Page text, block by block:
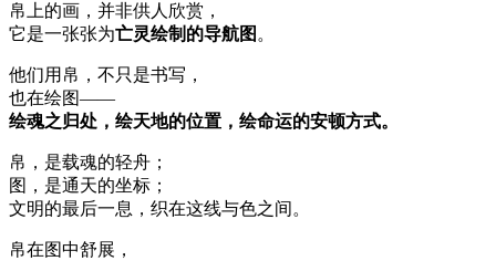
帛上的画，并非供人欣赏，
它是一张张为亡灵绘制的导航图 。
他们用帛，不只是书写，
也在绘图——
绘魂之归处，绘天地的位置，绘命运的安顿方式。
帛，是载魂的轻舟；
图，是通天的坐标；
文明的最后一息，织在这线与色之间。
帛在图中舒展，